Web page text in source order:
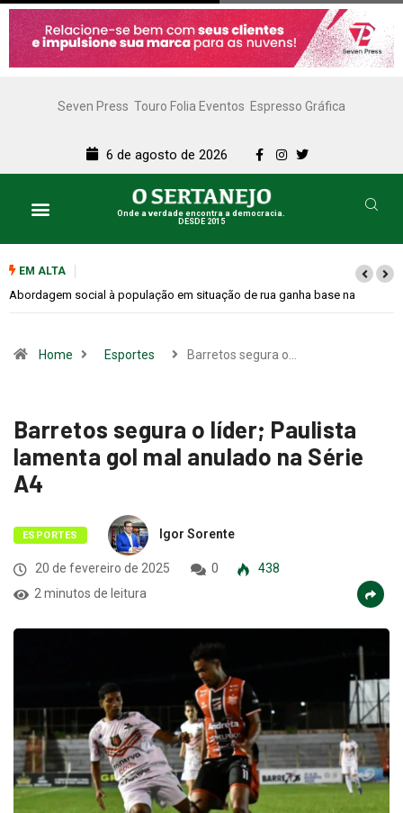
Seven Press Touro Folia Eventos Espresso Gráfica
6 de agosto de 2026
Onde a verdade encontra a democracia.
DESDE 2015
EM ALTA
Cemitérios terão horário especial e missas no Dia dos Pais
Home Esportes Barretos segura o…
Barretos segura o líder; Paulista
lamenta gol mal anulado na Série
A4
ESPORTES Igor Sorente
20 de fevereiro de 2025 0
438
2 minutos de leitura